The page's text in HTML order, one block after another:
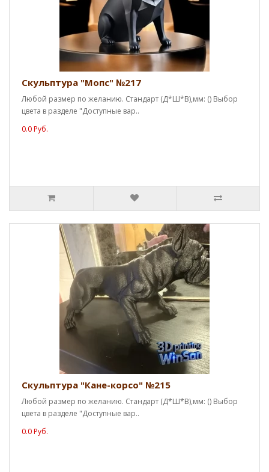
Скульптура "Мопс" №217
Любой размер по желанию. Стандарт (Д*Ш*В),мм: () Выбор
цвета в разделе "Доступные вар..
0.0 Руб.
Скульптура "Кане-корсо" №215
Любой размер по желанию. Стандарт (Д*Ш*В),мм: () Выбор
цвета в разделе "Доступные вар..
0.0 Руб.